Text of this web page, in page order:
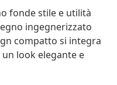
fonde stile e utilità
ingegnerizzato
compatto si integra
look elegante e